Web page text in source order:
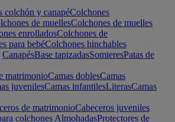
colchón y canapéColchones
de muellesColchones de muelles
enrolladosColchones de
para bebéColchones hinchables
CanapésBase tapizadasSomieresPatas de
matrimonioCamas doblesCamas
juvenilesCamas infantilesLiterasCamas
de matrimonioCabeceros juveniles
colchones AlmohadasProtectores de